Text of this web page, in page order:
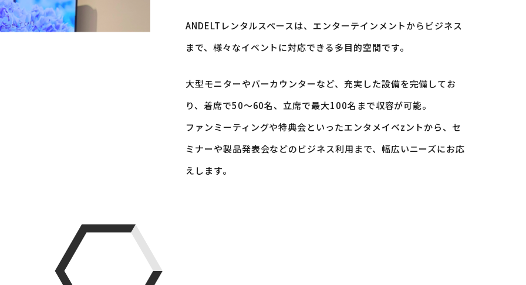
ANDELTレンタルスペースは、エンターテインメントからビジネス
まで、様々なイベントに対応できる多目的空間です。
大型モニターやバーカウンターなど、充実した設備を完備してお
り、着席で50〜60名、立席で最大100名まで収容が可能。
ファンミーティングや特典会といったエンタメイベzントから、セ
ミナーや製品発表会などのビジネス利用まで、幅広いニーズにお応
えします。